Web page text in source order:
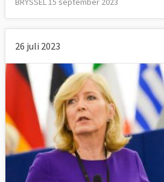
26 juli 2023